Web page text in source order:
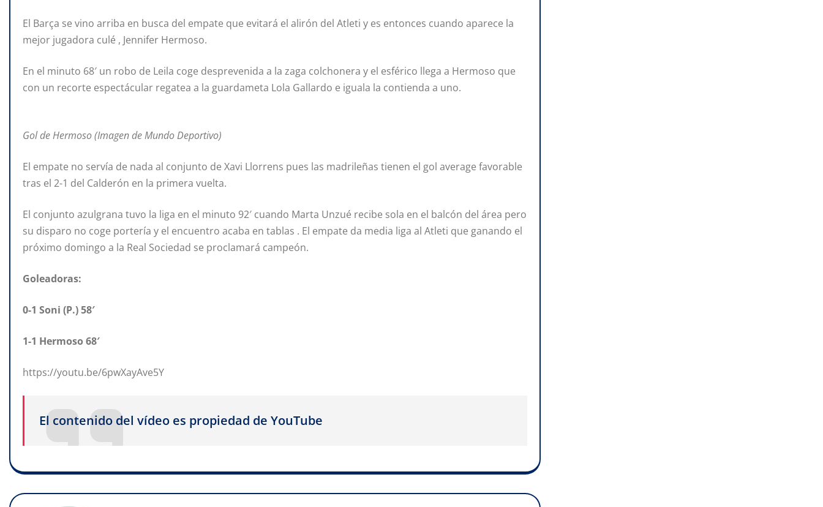
El Barça se vino arriba en busca del empate que evitará el alirón del Atleti y es entonces cuando aparece la
mejor jugadora culé , Jennifer Hermoso.
En el minuto 68′ un robo de Leila coge desprevenida a la zaga colchonera y el esférico llega a Hermoso que
con un recorte espectácular regatea a la guardameta Lola Gallardo e iguala la contienda a uno.
Gol de Hermoso (Imagen de Mundo Deportivo)
El empate no servía de nada al conjunto de Xavi Llorrens pues las madrileñas tienen el gol average favorable
tras el 2-1 del Calderón en la primera vuelta.
El conjunto azulgrana tuvo la liga en el minuto 92′ cuando Marta Unzué recibe sola en el balcón del área pero
su disparo no coge portería y el encuentro acaba en tablas . El empate da media liga al Atleti que ganando el
próximo domingo a la Real Sociedad se proclamará campeón.
Goleadoras:
0-1 Soni (P.) 58′
1-1 Hermoso 68′
https://youtu.be/6pwXayAve5Y
El contenido del vídeo es propiedad de YouTube